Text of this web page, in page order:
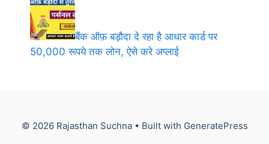
बैंक ऑफ़ बड़ौदा दे रहा है आधार कार्ड पर
50,000 रूपये तक लोन, ऐसे करे अप्लाई
© 2026 Rajasthan Suchna• Built with GeneratePress